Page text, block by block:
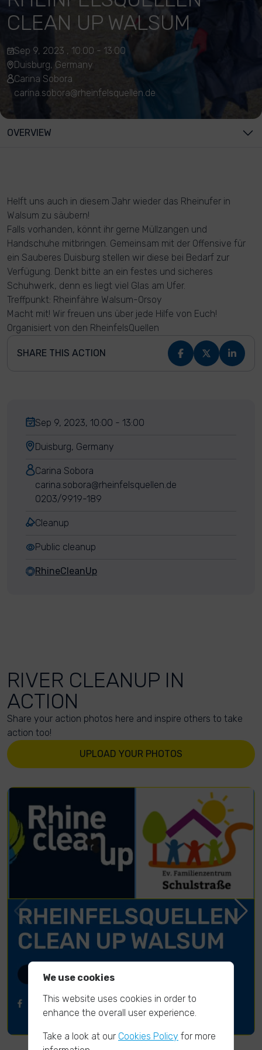
CLEAN UP WALSUM
Sep 9, 2023 , 10:00 - 13:00
Duisburg, Germany
Carina Sobora
carina.sobora@rheinfelsquellen.de
OVERVIEW
Helft uns auch in diesem Jahr wieder das Rheinufer in
Walsum zu säubern!
Falls vorhanden, könnt ihr gerne Müllzangen und
Handschuhe mitbringen. Gemeinsam mit der Offensive für
ein Sauberes Duisburg stellen wir diese bei Bedarf zur
Verfügung. Denkt bitte an ein festes und sicheres
Schuhwerk, denn es liegt viel Glas am Ufer.
Treffpunkt: Rheinfähre Walsum-Orsoy
Macht mit! Wir freuen uns über jede Hilfe von Euch!
Organisiert von den RheinfelsQuellen
SHARE THIS ACTION
Sep 9, 2023, 10:00 - 13:00
Duisburg, Germany
Carina Sobora
carina.sobora@rheinfelsquellen.de
0203/9919-189
Cleanup
Public cleanup
RhineCleanUp
RIVER CLEANUP IN
ACTION
Share your action photos here and inspire others to take
action too!
UPLOAD YOUR PHOTOS
We use cookies
This website uses cookies in order to
enhance the overall user experience.
Take a look at our Cookies Policy for more